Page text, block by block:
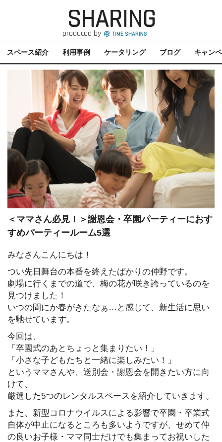
SHARING
produced by
スペース紹介 利用事例 ケータリング ブログ キャン
＜ママさん必見！＞謝恩会・卒園パーティーにおす
すめパーティールーム5選
みなさんこんにちは！
つい先日舞台の本番を終えたばかりの仲野です。
劇場に行くまでの道で、梅の花が咲き誇っているのを
見つけました！
いつの間にか春がきたなぁ…と感じて、新生活に思い
を馳せています。
今回は、
「卒園式のあとちょっと集まりたい！」
「小さな子どもたちと一緒に楽しみたい！」
というママさんや、送別会・謝恩会を開きたい方に向
けて、
厳選した5つのレンタルスペースを紹介していきます。
また、新型コロナウイルスによる影響で卒園・卒業式
自体が中止になるところも多いようですが、せめて仲
の良いお子様・ママ同士だけでも集まってお祝いした